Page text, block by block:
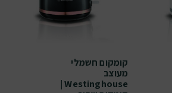
קומקום חשמלי
מעוצב
Westinghouse |